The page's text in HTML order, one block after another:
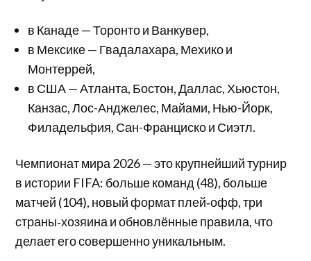
в Канаде — Торонто и Ванкувер,
в Мексике — Гвадалахара, Мехико и
Монтеррей,
в США — Атланта, Бостон, Даллас, Хьюстон,
Канзас, Лос-Анджелес, Майами, Нью-Йорк,
Филадельфия, Сан-Франциско и Сиэтл.
Чемпионат мира 2026 — это крупнейший турнир
в истории FIFA: больше команд (48), больше
матчей (104), новый формат плей‑офф, три
страны‑хозяина и обновлённые правила, что
делает его совершенно уникальным.